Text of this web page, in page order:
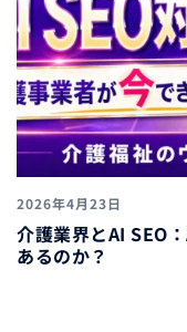
2026年4月23日
介護業界とAI SEO
あるのか？